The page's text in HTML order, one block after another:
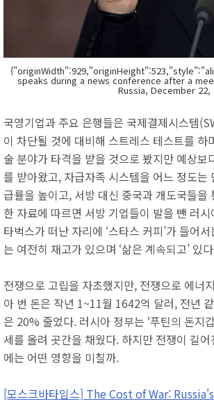
speaks during a news conference after a
Russia, December
국영기업과 주요 은행들은 국제결제시스템
이 차단될 것에 대비해 스트레스 테스트를
술 분야가 타격을 받을 것으로 봤지만 예상
를 받아왔고, 자급자족 시스템을 어느 정도
급률을 높이고, 서방 대신 중국과 개도국들
한 자료에 따르면 서방 기업들이 발을 뺀 러
타벅스가 떠난 자리에 ‘스타스 커피’가 들어
는 여전히 재고가 있으며 ‘삶은 계속되고’ 있
전쟁으로 고립을 자초했지만, 전쟁으로 에너
아 번 돈은 작년 1~11월 1642억 달러, 전년
은 20% 줄었다. 러시아 정부는 ‘푸틴의 돈지
세를 올려 곳간을 채웠다. 하지만 전쟁이 길
에는 어떤 영향을 미칠까.
[모스크바타임스] The Cost of War: